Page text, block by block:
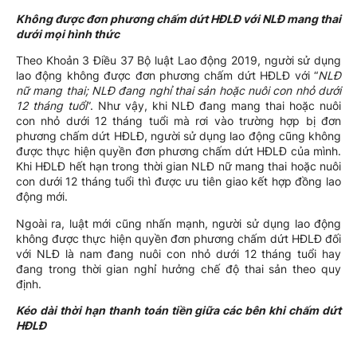
Không được đơn phương chấm dứt HĐLĐ với NLĐ mang thai
dưới mọi hình thức
Theo Khoản 3 Điều 37 Bộ luật Lao động 2019, người sử dụng
lao động không được đơn phương chấm dứt HĐLĐ với “NLĐ
nữ mang thai; NLĐ đang nghỉ thai sản hoặc nuôi con nhỏ dưới
12 tháng tuổi”. Như vậy, khi NLĐ đang mang thai hoặc nuôi
con nhỏ dưới 12 tháng tuổi mà rơi vào trường hợp bị đơn
phương chấm dứt HĐLĐ, người sử dụng lao động cũng không
được thực hiện quyền đơn phương chấm dứt HĐLĐ của mình.
Khi HĐLĐ hết hạn trong thời gian NLĐ nữ mang thai hoặc nuôi
con dưới 12 tháng tuổi thì được ưu tiên giao kết hợp đồng lao
động mới.
Ngoài ra, luật mới cũng nhấn mạnh, người sử dụng lao động
không được thực hiện quyền đơn phương chấm dứt HĐLĐ đối
với NLĐ là nam đang nuôi con nhỏ dưới 12 tháng tuổi hay
đang trong thời gian nghỉ hưởng chế độ thai sản theo quy
định.
Kéo dài thời hạn thanh toán tiền giữa các bên khi chấm dứt
HĐLĐ